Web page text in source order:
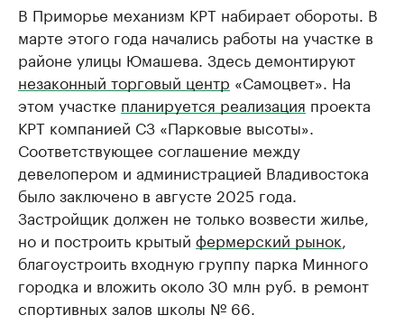
В Приморье механизм КРТ набирает обороты. В
марте этого года начались работы на участке в
районе улицы Юмашева. Здесь демонтируют
незаконный торговый центр «Самоцвет». На
этом участке планируется реализация проекта
КРТ компанией СЗ «Парковые высоты».
Соответствующее соглашение между
девелопером и администрацией Владивостока
было заключено в августе 2025 года.
Застройщик должен не только возвести жилье,
но и построить крытый фермерский рынок
благоустроить входную группу парка Минного
городка и вложить около 30 млн руб. в ремонт
спортивных залов школы № 66.